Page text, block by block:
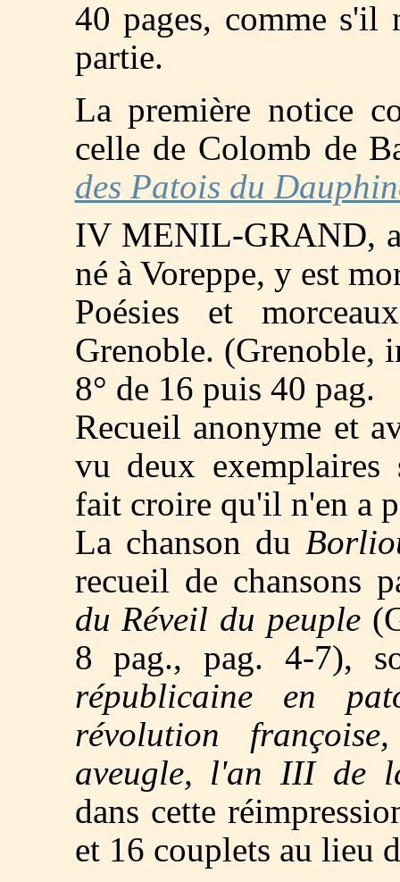
40 pages, comme s'il
partie.
La première notice
celle de Colomb de
des Patois du
IV MENIL-GRAND,
né à Voreppe, y est
Poésies et
Grenoble. (Grenoble,
8° de 16 puis 40 pag.
Recueil anonyme et
vu deux
fait croire qu'il n'en a
La chanson du
recueil de chansons
du Réveil du peuple
8 pag., pag. 4-7),
républicaine en
révolution
aveugle, l'an III de
dans cette
et 16 couplets au lieu